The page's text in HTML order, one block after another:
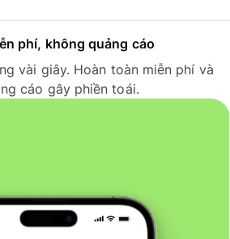
phí, không quảng cáo
vài giây. Hoàn toàn miễn phí và
cáo gây phiền toái.